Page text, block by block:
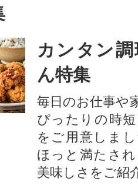
ん
っ
カンタン
ん特集
毎日のお仕事や
ぴったりの時
をご用意しま
ほっと満たさ
美味しさをご紹